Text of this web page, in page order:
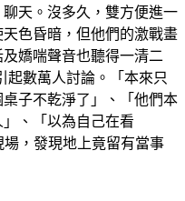
天。沒多久，雙方便進一
色昏暗，但他們的激戰畫
嬌喘聲音也聽得一清二
起數萬人討論。「本來只
子不乾淨了」、「他們本
、「以為自己在看
場，發現地上竟留有當事